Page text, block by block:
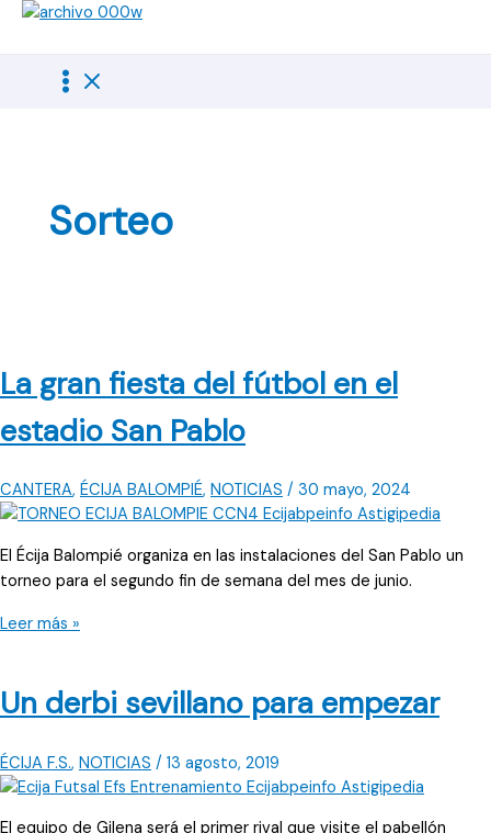
Sorteo
La gran fiesta del fútbol en el
estadio San Pablo
CANTERA, ÉCIJA BALOMPIÉ, NOTICIAS / 30 mayo, 2024
El Écija Balompié organiza en las instalaciones del San Pablo un
torneo para el segundo fin de semana del mes de junio.
La
del
fútbol
en
el
estadio
San
Leer más »
Un derbi sevillano para empezar
ÉCIJA F.S., NOTICIAS / 13 agosto, 2019
El equipo de Gilena será el primer rival que visite el pabellón